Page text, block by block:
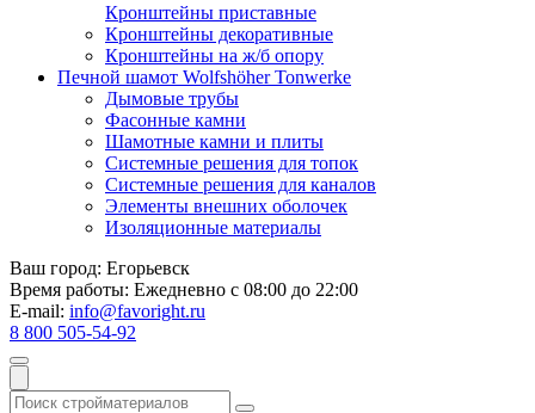
Кронштейны приставные
Кронштейны декоративные
Кронштейны на ж/б опору
Печной шамот Wolfshöher Tonwerke
Дымовые трубы
Фасонные камни
Шамотные камни и плиты
Системные решения для топок
Системные решения для каналов
Элементы внешних оболочек
Изоляционные материалы
Ваш город: Егорьевск
Время работы: Ежедневно с 08:00 до 22:00
E-mail: info@favoright.ru
8 800 505-54-92